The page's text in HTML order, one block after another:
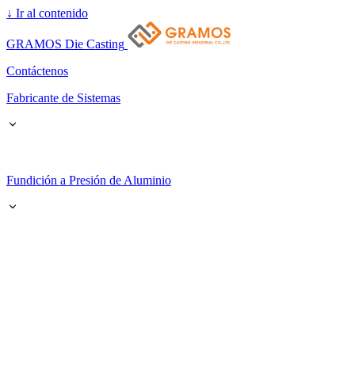
↓ Ir al contenido
GRAMOS Die Casting
Contáctenos
Fabricante de Sistemas
Fundición a Presión de Aluminio